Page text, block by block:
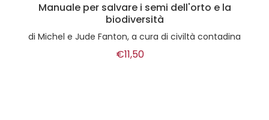
Manuale per salvare i semi dell'orto e la
biodiversità
di Michel e Jude Fanton, a cura di civiltà contadina
€11,50